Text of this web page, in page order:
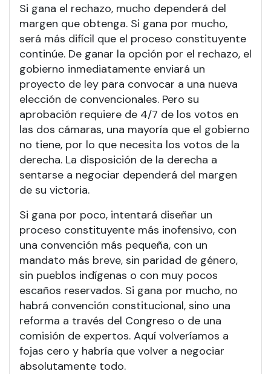
Si gana el rechazo, mucho dependerá del
margen que obtenga. Si gana por mucho,
será más difícil que el proceso constituyente
continúe. De ganar la opción por el rechazo, el
gobierno inmediatamente enviará un
proyecto de ley para convocar a una nueva
elección de convencionales. Pero su
aprobación requiere de 4/7 de los votos en
las dos cámaras, una mayoría que el gobierno
no tiene, por lo que necesita los votos de la
derecha. La disposición de la derecha a
sentarse a negociar dependerá del margen
de su victoria.
Si gana por poco, intentará diseñar un
proceso constituyente más inofensivo, con
una convención más pequeña, con un
mandato más breve, sin paridad de género,
sin pueblos indígenas o con muy pocos
escaños reservados. Si gana por mucho, no
habrá convención constitucional, sino una
reforma a través del Congreso o de una
comisión de expertos. Aquí volveríamos a
fojas cero y habría que volver a negociar
absolutamente todo.